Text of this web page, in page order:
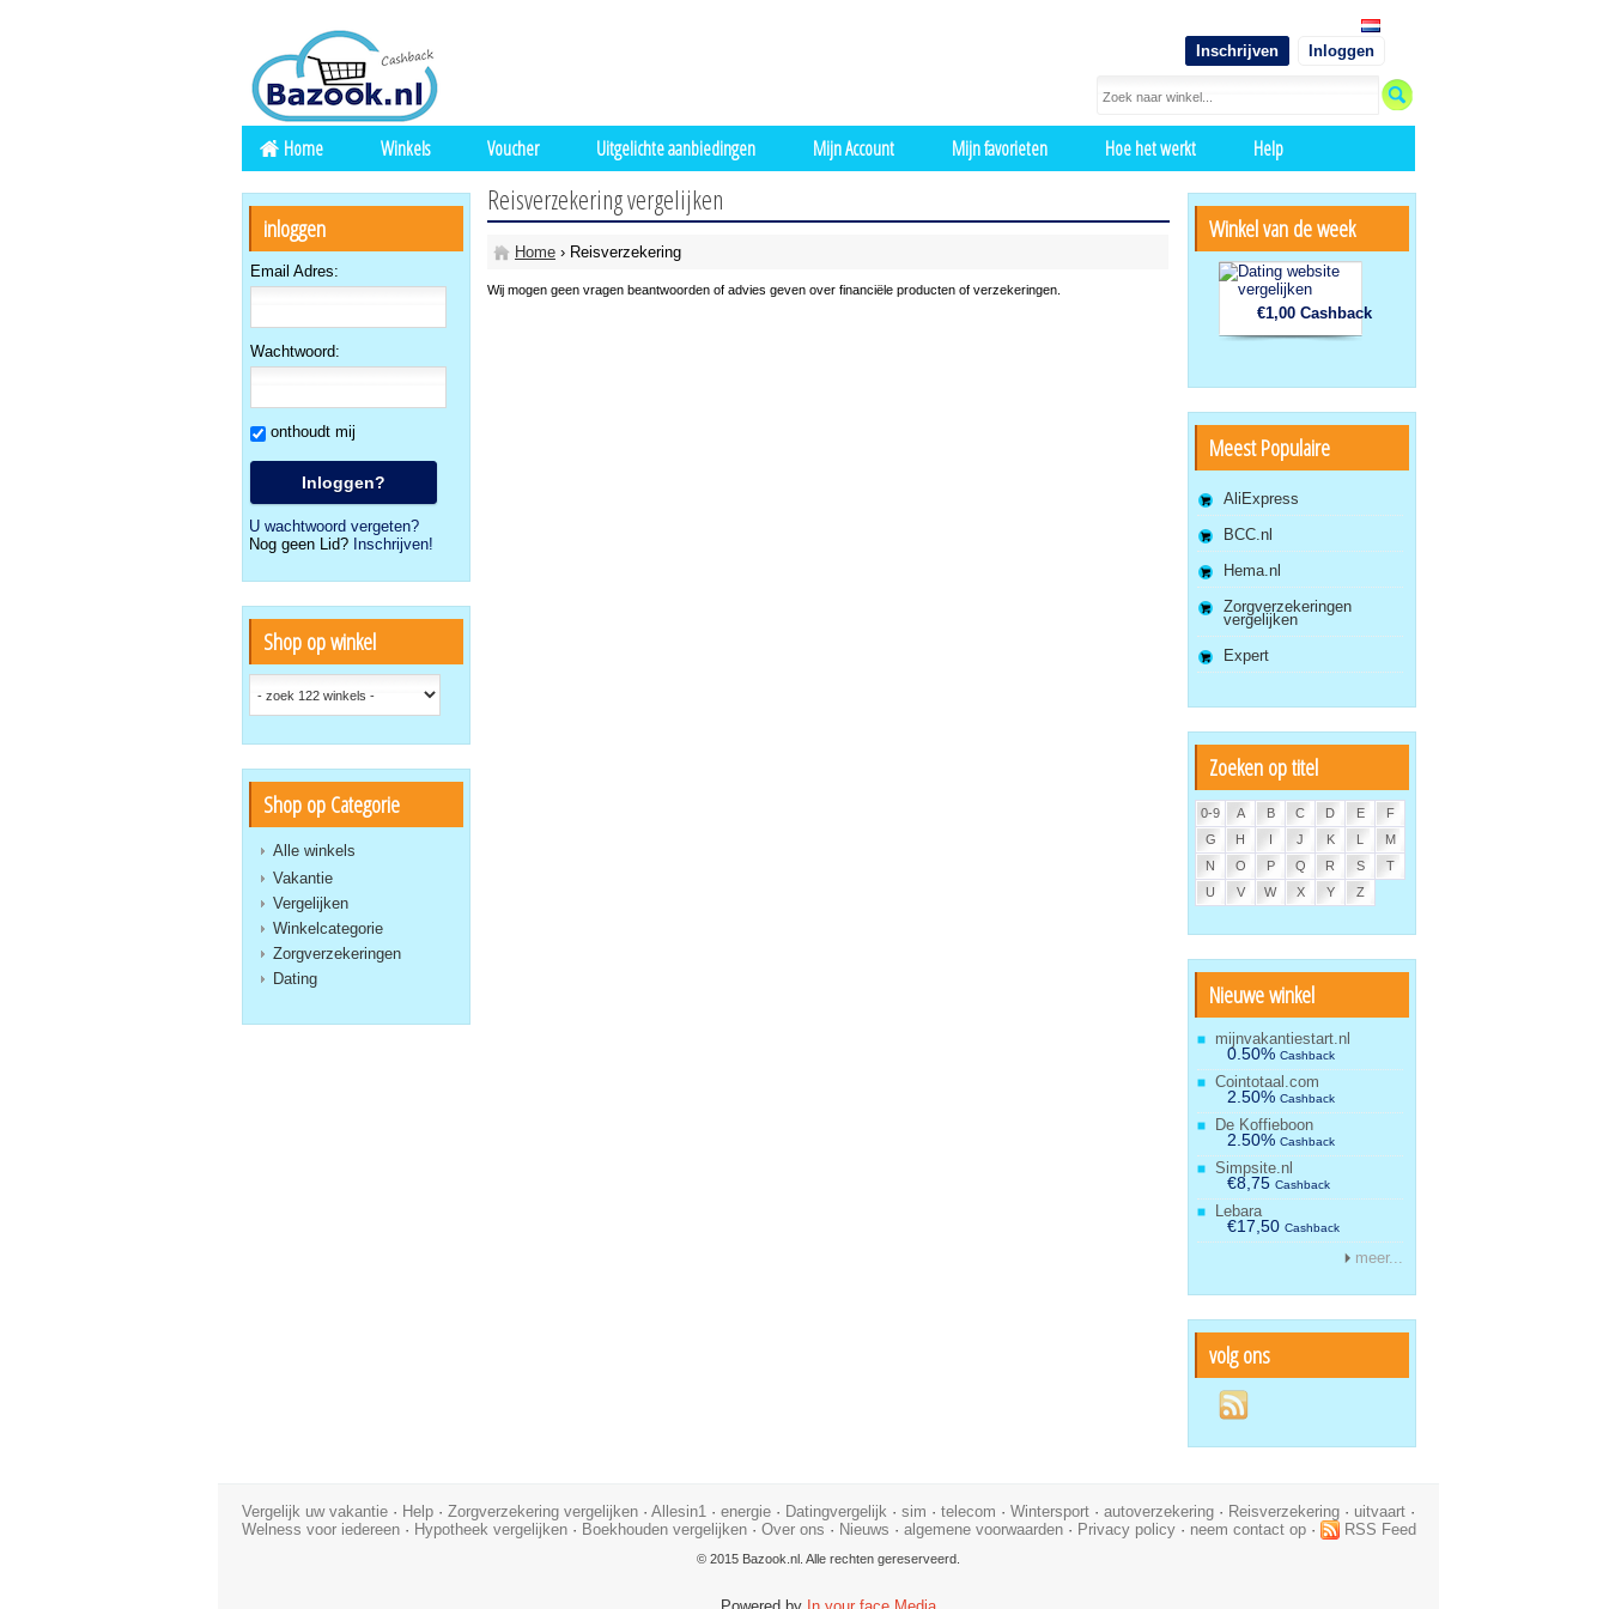
Inschrijven Inloggen
Home Winkels Voucher Uitgelichte aanbiedingen Mijn Account Mijn favorieten Hoe het werkt Help
inloggen
Email Adres:
Wachtwoord:
onthoudt mij
U wachtwoord vergeten?
Nog geen Lid? Inschrijven!
Shop op winkel
Shop op Categorie
Alle winkels
Vakantie
Vergelijken
Winkelcategorie
Zorgverzekeringen
Dating
Reisverzekering vergelijken
Home › Reisverzekering
Wij mogen geen vragen beantwoorden of advies geven over financiële producten of verzekeringen.
Winkel van de week
€1,00 Cashback
Meest Populaire
AliExpress
BCC.nl
Hema.nl
Zorgverzekeringen
vergelijken
Expert
Zoeken op titel
0-9 A B C D E
F
G
H I J K L
M
N
O P Q R S
T
U
V W X Y Z
Nieuwe winkel
mijnvakantiestart.nl
0.50% Cashback
Cointotaal.com
2.50% Cashback
De Koffieboon
2.50% Cashback
Simpsite.nl
€8,75 Cashback
Lebara
€17,50 Cashback
meer...
volg ons
Vergelijk uw vakantie · Help · Zorgverzekering vergelijken · Allesin1 · energie · Datingvergelijk · sim · telecom · Wintersport · autoverzekering · Reisverzekering · uitvaart ·
Welness voor iedereen· Hypotheek vergelijken· Boekhouden vergelijken· Over ons · Nieuws · algemene voorwaarden· Privacy policy· neem contact op· RSS Feed
© 2015 Bazook.nl. Alle rechten gereserveerd.